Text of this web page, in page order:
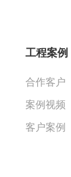
工程案例
合作客户
案例视频
客户案例